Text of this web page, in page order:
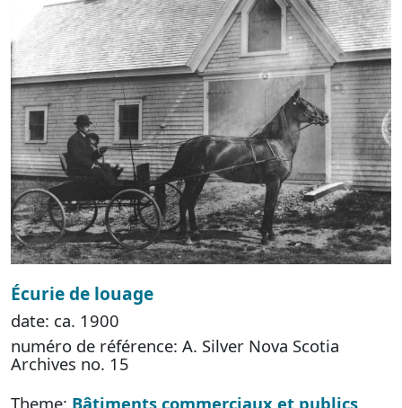
Écurie de louage
date: ca. 1900
numéro de référence: A. Silver Nova Scotia
Archives no. 15
Theme: Bâtiments commerciaux et publics